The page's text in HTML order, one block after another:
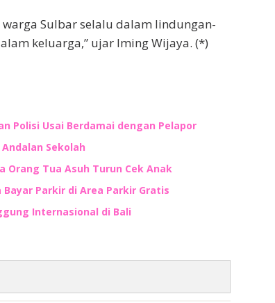
Sulbar selalu dalam lindungan-
keluarga,” ujar Iming Wijaya. (*)
Polisi Usai Berdamai dengan Pelapor
Sekolah
Tua Asuh Turun Cek Anak
Parkir di Area Parkir Gratis
Internasional di Bali